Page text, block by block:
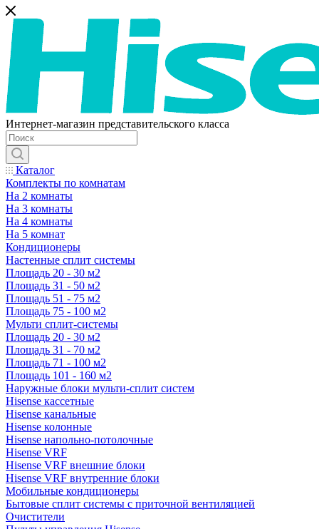
Интернет-магазин представительского класса
Каталог
Комплекты по комнатам
На 2 комнаты
На 3 комнаты
На 4 комнаты
На 5 комнат
Кондиционеры
Настенные сплит системы
Площадь 20 - 30 м2
Площадь 31 - 50 м2
Площадь 51 - 75 м2
Площадь 75 - 100 м2
Мульти сплит-системы
Площадь 20 - 30 м2
Площадь 31 - 70 м2
Площадь 71 - 100 м2
Площадь 101 - 160 м2
Наружные блоки мульти-сплит систем
Hisense кассетные
Hisense канальные
Hisense колонные
Hisense напольно-потолочные
Hisense VRF
Hisense VRF внешние блоки
Hisense VRF внутренние блоки
Мобильные кондиционеры
Бытовые сплит системы с приточной вентиляцией
Очистители